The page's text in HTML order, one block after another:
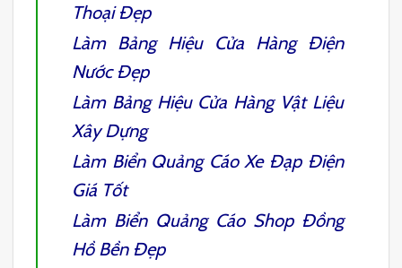
ThoạiĐẹp
Làm Bảng Hiệu Cửa Hàng Điện
NướcĐẹp
Làm Bảng Hiệu Cửa Hàng Vật Liệu
Xây Dựng
Làm Biển Quảng Cáo Xe Đạp Điện
Giá Tốt
Làm Biển Quảng Cáo Shop Đồng
HồBền Đẹp